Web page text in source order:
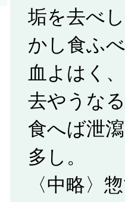
垢を去べ
かし食ふ
血よはく
去やうな
食へば泄
多し。
〈中略〉